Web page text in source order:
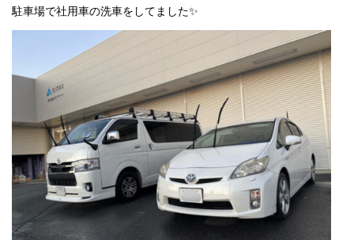
駐車場で社用車の洗車をしてました✨